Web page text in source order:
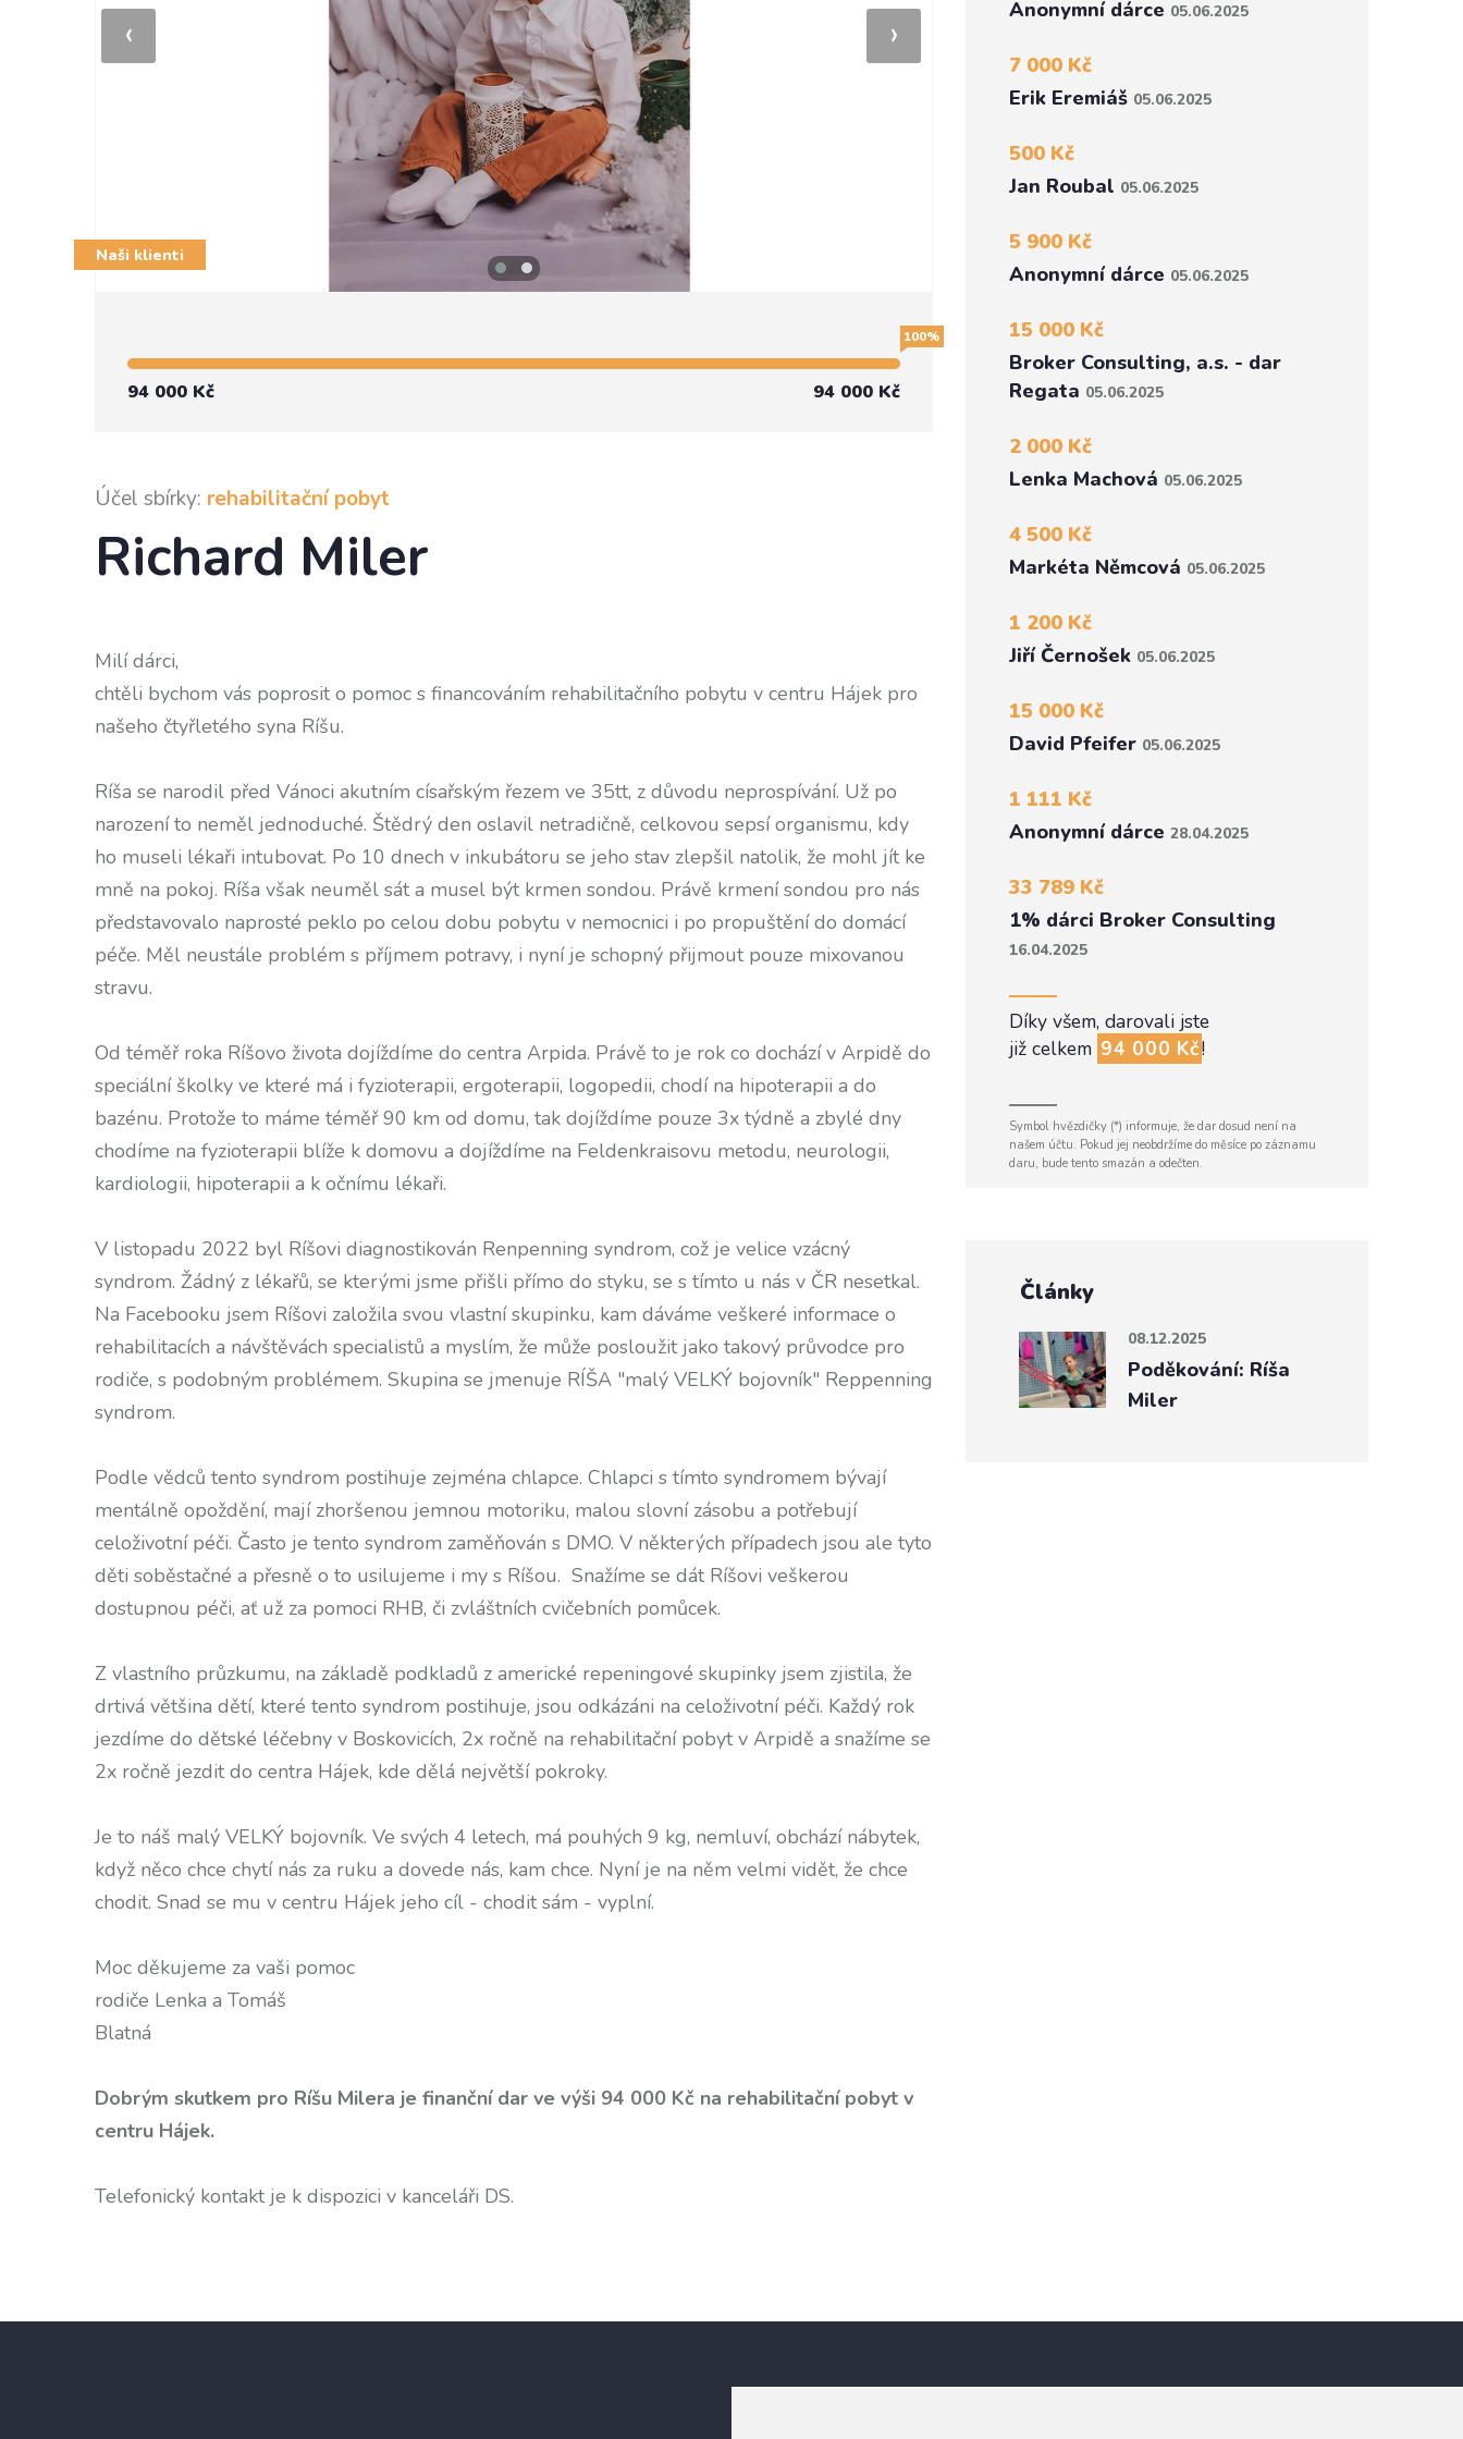
‹ ›
Naši klienti
100%
94 000 Kč 94 000 Kč
Účel sbírky: rehabilitační pobyt
Richard Miler
Milí dárci,
chtěli bychom vás poprosit o pomoc s financováním rehabilitačního pobytu v centru Hájek pro
našeho čtyřletého syna Ríšu.
Ríša se narodil před Vánoci akutním císařským řezem ve 35tt, z důvodu neprospívání. Už po
narození to neměl jednoduché. Štědrý den oslavil netradičně, celkovou sepsí organismu, kdy
ho museli lékaři intubovat. Po 10 dnech v inkubátoru se jeho stav zlepšil natolik, že mohl jít ke
mně na pokoj. Ríša však neuměl sát a musel být krmen sondou. Právě krmení sondou pro nás
představovalo naprosté peklo po celou dobu pobytu v nemocnici i po propuštění do domácí
péče. Měl neustále problém s příjmem potravy, i nyní je schopný přijmout pouze mixovanou
stravu.
Od téměř roka Ríšovo života dojíždíme do centra Arpida. Právě to je rok co dochází v Arpidě do
speciální školky ve které má i fyzioterapii, ergoterapii, logopedii, chodí na hipoterapii a do
bazénu. Protože to máme téměř 90 km od domu, tak dojíždíme pouze 3x týdně a zbylé dny
chodíme na fyzioterapii blíže k domovu a dojíždíme na Feldenkraisovu metodu, neurologii,
kardiologii, hipoterapii a k očnímu lékaři.
V listopadu 2022 byl Ríšovi diagnostikován Renpenning syndrom, což je velice vzácný
syndrom. Žádný z lékařů, se kterými jsme přišli přímo do styku, se s tímto u nás v ČR nesetkal.
Na Facebooku jsem Ríšovi založila svou vlastní skupinku, kam dáváme veškeré informace o
rehabilitacích a návštěvách specialistů a myslím, že může posloužit jako takový průvodce pro
rodiče, s podobným problémem. Skupina se jmenuje RÍŠA "malý VELKÝ bojovník" Reppenning
syndrom.
Podle vědců tento syndrom postihuje zejména chlapce. Chlapci s tímto syndromem bývají
mentálně opoždění, mají zhoršenou jemnou motoriku, malou slovní zásobu a potřebují
celoživotní péči. Často je tento syndrom zaměňován s DMO. V některých případech jsou ale tyto
děti soběstačné a přesně o to usilujeme i my s Ríšou. Snažíme se dát Ríšovi veškerou
dostupnou péči, ať už za pomoci RHB, či zvláštních cvičebních pomůcek.
Z vlastního průzkumu, na základě podkladů z americké repeningové skupinky jsem zjistila, že
drtivá většina dětí, které tento syndrom postihuje, jsou odkázáni na celoživotní péči. Každý rok
jezdíme do dětské léčebny v Boskovicích, 2x ročně na rehabilitační pobyt v Arpidě a snažíme se
2x ročně jezdit do centra Hájek, kde dělá největší pokroky.
Je to náš malý VELKÝ bojovník. Ve svých 4 letech, má pouhých 9 kg, nemluví, obchází nábytek,
když něco chce chytí nás za ruku a dovede nás, kam chce. Nyní je na něm velmi vidět, že chce
chodit. Snad se mu v centru Hájek jeho cíl - chodit sám - vyplní.
Moc děkujeme za vaši pomoc
rodiče Lenka a Tomáš
Blatná
Dobrým skutkem pro Ríšu Milera je finanční dar ve výši 94 000 Kč na rehabilitační pobyt v
centru Hájek.
Telefonický kontakt je k dispozici v kanceláři DS.
Anonymní dárce 05.06.2025
7 000 Kč
Erik Eremiáš 05.06.2025
500 Kč
Jan Roubal 05.06.2025
5 900 Kč
Anonymní dárce 05.06.2025
15 000 Kč
Broker Consulting, a.s. - dar
Regata 05.06.2025
2 000 Kč
Lenka Machová 05.06.2025
4 500 Kč
Markéta Němcová 05.06.2025
1 200 Kč
Jiří Černošek 05.06.2025
15 000 Kč
David Pfeifer 05.06.2025
1 111 Kč
Anonymní dárce 28.04.2025
33 789 Kč
1% dárci Broker Consulting
16.04.2025
Díky všem, darovali jste
již celkem 94 000 Kč!
Symbol hvězdičky (*) informuje, že dar dosud není na
našem účtu. Pokud jej neobdržíme do měsíce po záznamu
daru, bude tento smazán a odečten.
Články
08.12.2025
Poděkování: Ríša
Miler